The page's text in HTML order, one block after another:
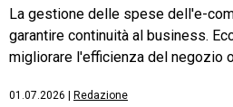
La gestione delle spese dell'e-
garantire continuità al business.
migliorare l'efficienza del negozio
01.07.2026 Redazione